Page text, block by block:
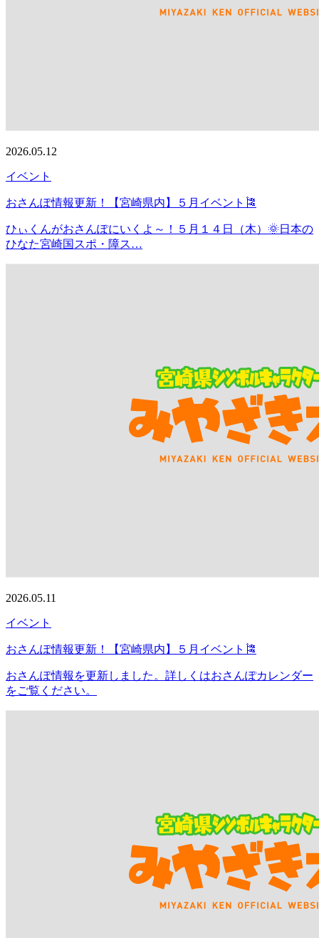
2026.05.12
イベント
おさんぽ情報更新！【宮崎県内】５月イベント🎏
ひぃくんがおさんぽにいくよ～！５月１４日（木）🌞日本の
ひなた宮崎国スポ・障ス…
2026.05.11
イベント
おさんぽ情報更新！【宮崎県内】５月イベント🎏
おさんぽ情報を更新しました。詳しくはおさんぽカレンダー
をご覧ください。